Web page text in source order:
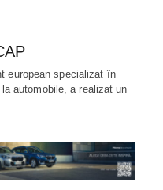
european specializat în
automobile, a realizat un